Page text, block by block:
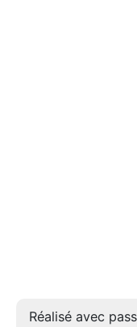
Réalisé avec